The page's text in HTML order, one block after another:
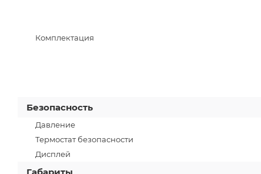
Комплектация
Безопасность
Давление
Термостат безопасности
Дисплей